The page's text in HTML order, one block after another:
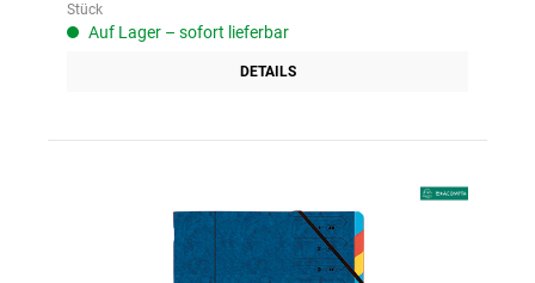
Stück
Auf Lager – sofort lieferbar
DETAILS